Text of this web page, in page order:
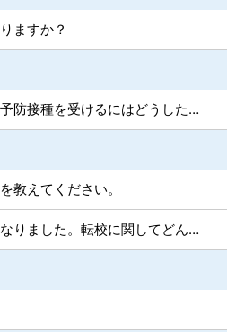
ますか？
里帰り出産等で、帰省先で予防接種を受けるにはどうしたらよいですか？
教えてください。
引越に伴い転校することになりました。転校に関してどんな手続きが必要ですか？